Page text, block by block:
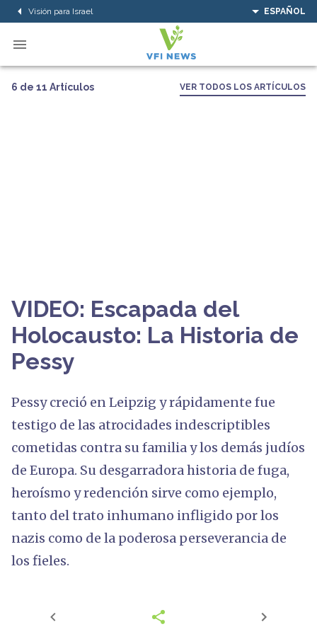
Visión para Israel ESPAÑOL
6 de 11 Artículos VER TODOS LOS ARTÍCULOS
VIDEO: Escapada del
Holocausto: La Historia de
Pessy
Pessy creció en Leipzig y rápidamente fue
testigo de las atrocidades indescriptibles
cometidas contra su familia y los demás judíos
de Europa. Su desgarradora historia de fuga,
heroísmo y redención sirve como ejemplo,
tanto del trato inhumano infligido por los
nazis como de la poderosa perseverancia de
los fieles.